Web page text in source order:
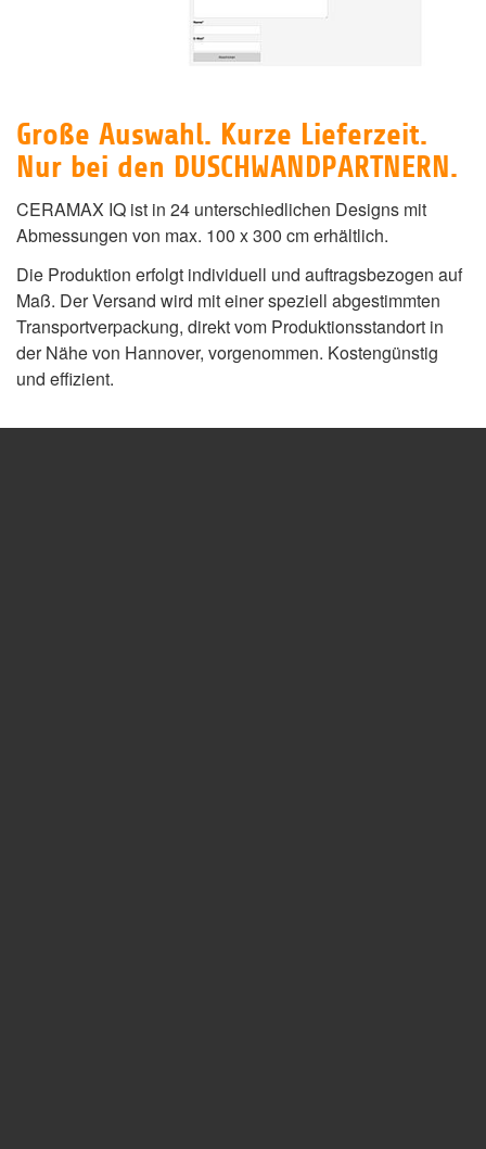
Große Auswahl. Kurze Lieferzeit.
Nur bei den DUSCHWANDPARTNERN.
CERAMAX IQ ist in 24 unterschiedlichen Designs mit
Abmessungen von max. 100 x 300 cm erhältlich.
Die Produktion erfolgt individuell und auftragsbezogen auf
Maß. Der Versand wird mit einer speziell abgestimmten
Transportverpackung, direkt vom Produktionsstandort in
der Nähe von Hannover, vorgenommen. Kostengünstig
und effizient.